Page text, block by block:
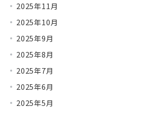
2025年11月
2025年10月
2025年9月
2025年8月
2025年7月
2025年6月
2025年5月